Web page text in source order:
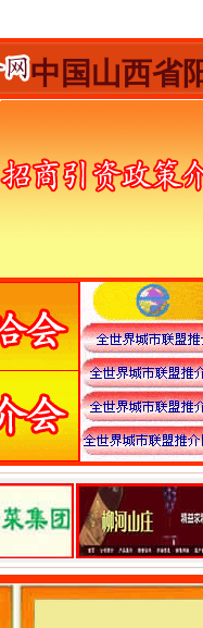
中国山西省